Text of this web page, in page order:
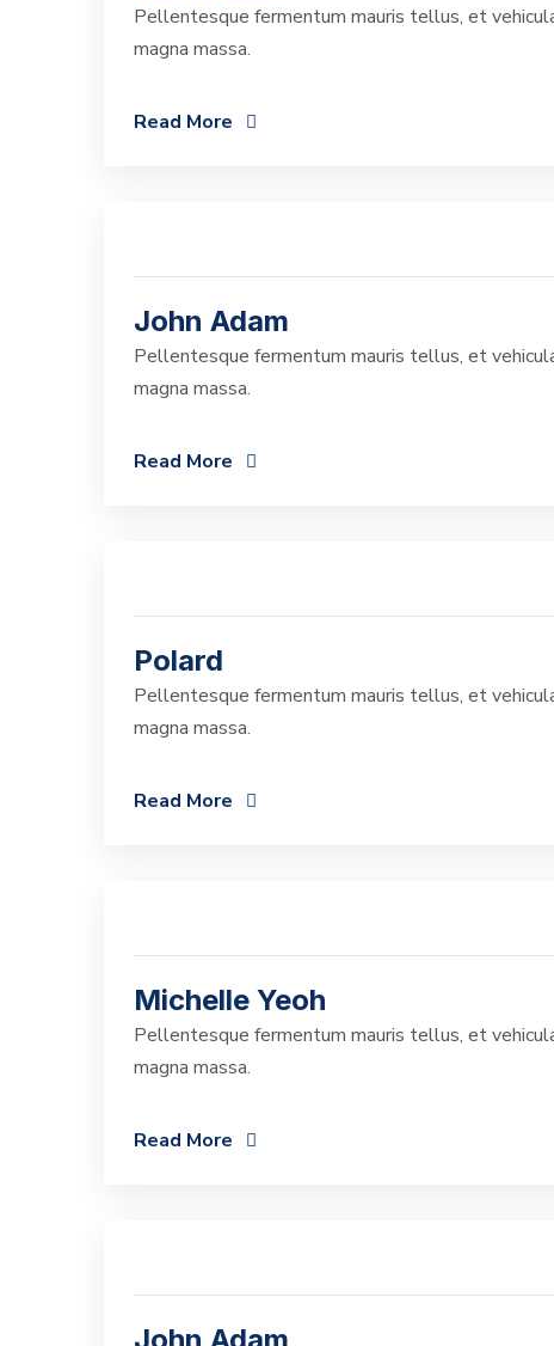
Pellentesque fermentum mauris tellus, et
magna massa.
Read More
John Adam
Pellentesque fermentum mauris tellus, et
magna massa.
Read More
Polard
Pellentesque fermentum mauris tellus, et
magna massa.
Read More
Michelle Yeoh
Pellentesque fermentum mauris tellus, et
magna massa.
Read More
John Adam